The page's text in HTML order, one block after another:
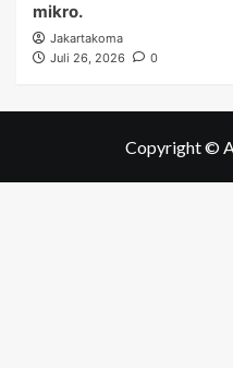
mikro.
Jakartakoma
Juli 26, 2026
0
Copyright ©